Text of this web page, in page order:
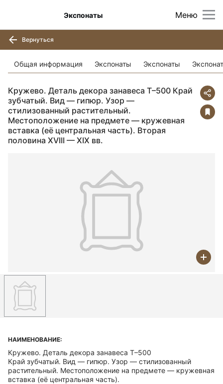
Меню
Экспонаты
Вернуться
Общая информация Экспонаты Экспонаты
Кружево. Деталь декора занавеса Т–500 Край
зубчатый. Вид — гипюр. Узор —
стилизованный растительный.
Местоположение на предмете — кружевная
вставка (её центральная часть). Вторая
половина XVIII — XIX вв.
НАИМЕНОВАНИЕ:
Кружево. Деталь декора занавеса Т–500
Край зубчатый. Вид — гипюр. Узор — стилизованный
растительный. Местоположение на предмете — кружевная
вставка (её центральная часть).